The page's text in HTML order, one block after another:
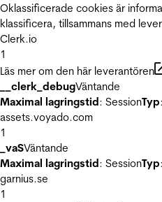
Oklassificerade cookies är
klassificera, tillsammans med
Clerk.io
1
Läs mer om den här leverantören
__clerk_debugVäntande
Maximal lagringstid: SessionTyp
assets.voyado.com
1
_vaSVäntande
Maximal lagringstid: SessionTyp
garnius.se
1